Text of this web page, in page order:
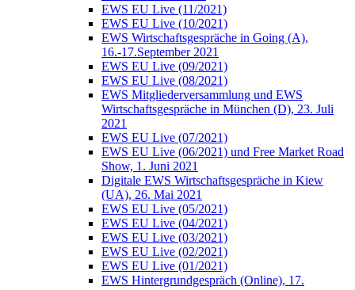
EWS EU Live (11/2021)
EWS EU Live (10/2021)
EWS Wirtschaftsgespräche in Going (A),
16.-17.September 2021
EWS EU Live (09/2021)
EWS EU Live (08/2021)
EWS Mitgliederversammlung und EWS
Wirtschaftsgespräche in München (D), 23. Juli
2021
EWS EU Live (07/2021)
EWS EU Live (06/2021) und Free Market Road
Show, 1. Juni 2021
Digitale EWS Wirtschaftsgespräche in Kiew
(UA), 26. Mai 2021
EWS EU Live (05/2021)
EWS EU Live (04/2021)
EWS EU Live (03/2021)
EWS EU Live (02/2021)
EWS EU Live (01/2021)
EWS Hintergrundgespräch (Online), 17.